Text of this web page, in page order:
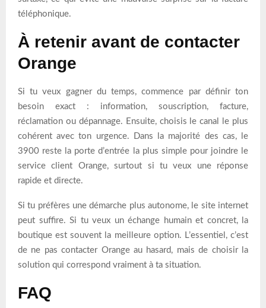
téléphonique.
À retenir avant de contacter
Orange
Si tu veux gagner du temps, commence par définir ton
besoin exact : information, souscription, facture,
réclamation ou dépannage. Ensuite, choisis le canal le plus
cohérent avec ton urgence. Dans la majorité des cas, le
3900 reste la porte d’entrée la plus simple pour joindre le
service client Orange, surtout si tu veux une réponse
rapide et directe.
Si tu préfères une démarche plus autonome, le site internet
peut suffire. Si tu veux un échange humain et concret, la
boutique est souvent la meilleure option. L’essentiel, c’est
de ne pas contacter Orange au hasard, mais de choisir la
solution qui correspond vraiment à ta situation.
FAQ